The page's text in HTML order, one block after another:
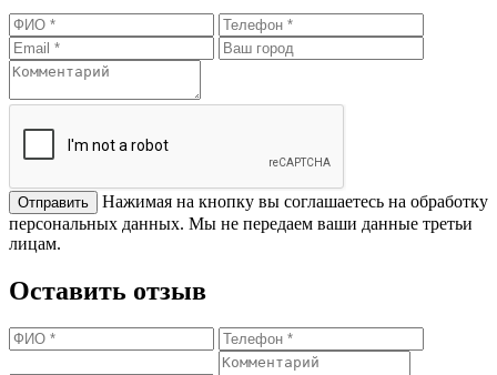
Нажимая на кнопку вы соглашаетесь на обработку
персональных данных. Мы не передаем ваши данные третьи
лицам.
Оставить отзыв